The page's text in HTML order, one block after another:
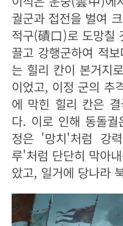
궐군과 접전을 벌여
적구(磧口)로 도망칠
끌고 강행군하여 적
는 힐리 칸이 본거지
이었고, 이정 군의 추
에 막힌 힐리 칸은
다. 이로 인해 동돌
정은 '망치'처럼 강
루'처럼 단단히 막아
았고, 일거에 당나라